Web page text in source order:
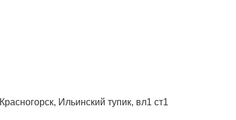
Красногорск, Ильинский тупик, вл1 ст1